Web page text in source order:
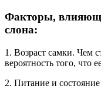
Факторы,
слона:
1. Возраст самки. Чем
вероятность того, что
2. Питание и